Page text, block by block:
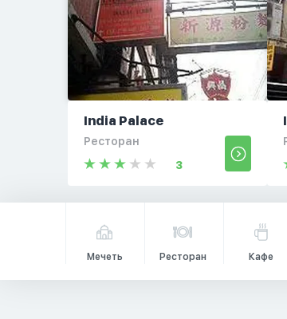
India Palace
Ресторан
3
Мечеть Ресторан Кафе